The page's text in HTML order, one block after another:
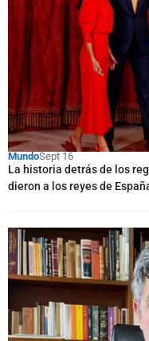
MundoSept 16
La historia detrás de los
dieron a los reyes de